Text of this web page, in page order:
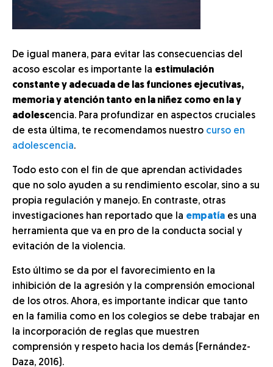
De igual manera, para evitar las consecuencias del
acoso escolar es importante la estimulación
constante y adecuada de las funciones ejecutivas,
memoria y atención tanto en la niñez como en la y
adolescencia. Para profundizar en aspectos cruciales
de esta última, te recomendamos nuestro curso en
adolescencia.
Todo esto con el fin de que aprendan actividades
que no solo ayuden a su rendimiento escolar, sino a su
propia regulación y manejo. En contraste, otras
investigaciones han reportado que la empatía es una
herramienta que va en pro de la conducta social y
evitación de la violencia.
Esto último se da por el favorecimiento en la
inhibición de la agresión y la comprensión emocional
de los otros. Ahora, es importante indicar que tanto
en la familia como en los colegios se debe trabajar en
la incorporación de reglas que muestren
comprensión y respeto hacia los demás (Fernández-
Daza, 2016).